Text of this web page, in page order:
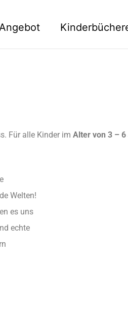
Angebot
Für alle Kinder im Alter von 3 – 6
Welten!
es uns
echte